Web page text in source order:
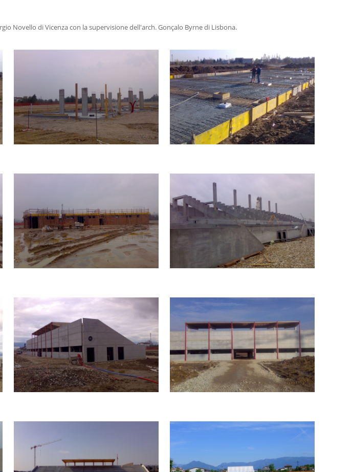
Novello di Vicenza con la supervisione dell'arch. Gonçalo Byrne di Lisbona.